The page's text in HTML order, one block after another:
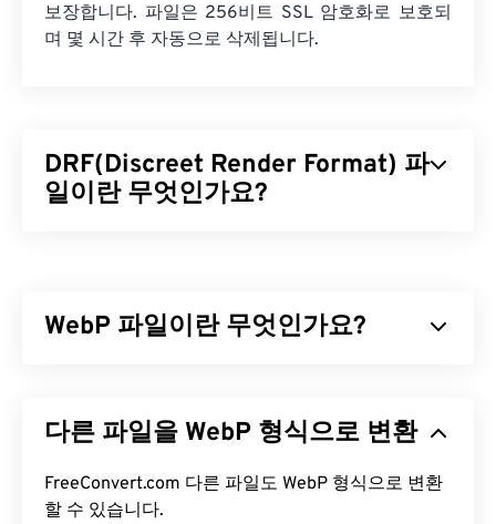
보장합니다. 파일은 256비트 SSL 암호화로 보호되
며 몇 시간 후 자동으로 삭제됩니다.
DRF(Discreet Render Format) 파
일이란 무엇인가요?
와 그래픽 장면을 제작하는 데 사용됩니다. 이 파일
DRF 파일을 어떻게 여나요?
위에서 언급했듯이 DRF를 열 수 있는 소프트웨어 프
로그램은3ds Max(3D Studio Max)
WebP 파일이란 무엇인가요?
스 파일 형식입니다. WebP 이미지는JPEG(JPG)및
30% 더 작지만 시각적 품질은 비슷합니다. WebP 이
미지는 웹 페이지와 모바일 애플리케이션에서 빠르
다른 파일을 WebP 형식으로 변환
FreeConvert.com 다른 파일도 WebP 형식으로 변환
할 수 있습니다.